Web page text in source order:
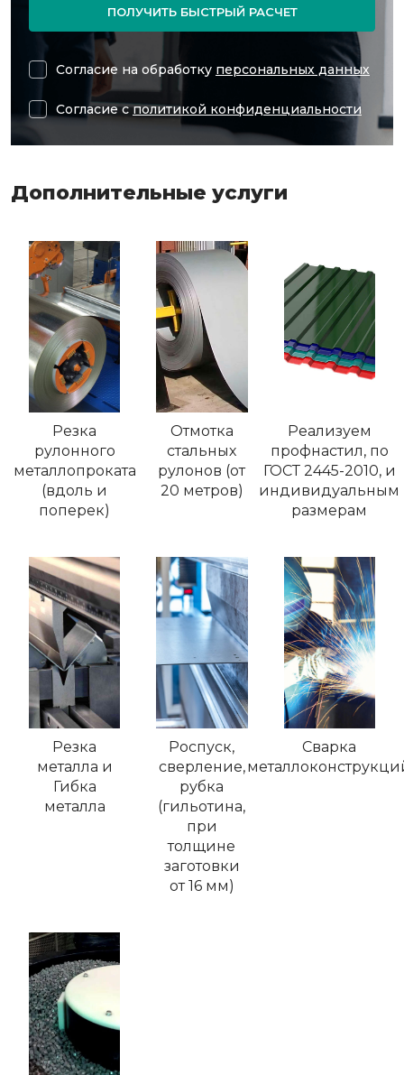
ПОЛУЧИТЬ БЫСТРЫЙ РАСЧЕТ
Согласие на обработку персональных данных
Согласие сполитикой конфиденциальности
Дополнительные услуги
Резка
рулонного
металлопроката
(вдоль и
поперек)
Отмотка
стальных
рулонов (от
20 метров)
Реализуем
профнастил, по
ГОСТ 2445-2010, и
индивидуальным
размерам
Резка
металла и
Гибка
металла
Роспуск,
сверление,
рубка
(гильотина,
при
толщине
заготовки
от 16 мм)
Сварка